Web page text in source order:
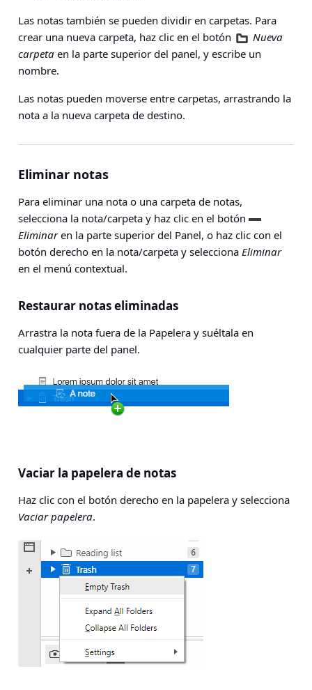
Las notas también se pueden dividir en carpetas. Para
crear una nueva carpeta, haz clic en el botón
Nueva
carpeta en la parte superior del panel, y escribe un
nombre.
Las notas pueden moverse entre carpetas, arrastrando la
nota a la nueva carpeta de destino.
Eliminar notas
Para eliminar una nota o una carpeta de notas,
selecciona la nota/carpeta y haz clic en el botón
Eliminaren la parte superior del Panel, o haz clic con el
botón derecho en la nota/carpeta y selecciona Eliminar
en el menú contextual.
Restaurar notas eliminadas
Arrastra la nota fuera de la Papelera y suéltala en
cualquier parte del panel.
Vaciar la papelera de notas
Haz clic con el botón derecho en la papelera y selecciona
Vaciar papelera.